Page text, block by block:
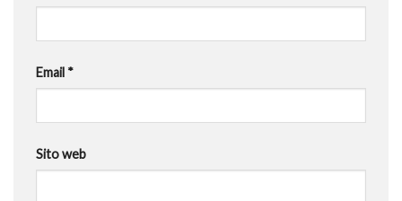
Email *
Sito web